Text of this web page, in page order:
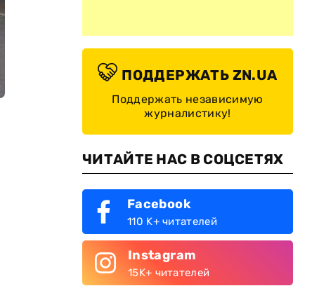
ПОДДЕРЖАТЬ ZN.UA
Поддержать независимую
журналистику!
ЧИТАЙТЕ НАС В СОЦСЕТЯХ
Facebook
110 K+ читателей
Instagram
15K+ читателей